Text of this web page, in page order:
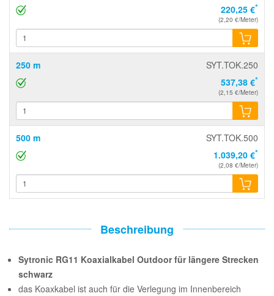
220,25 €*
(2,20 €/Meter)
250 m
SYT.TOK.250
537,38 €*
(2,15 €/Meter)
500 m
SYT.TOK.500
1.039,20 €*
(2,08 €/Meter)
Beschreibung
Sytronic RG11 Koaxialkabel Outdoor für längere Strecken
schwarz
das Koaxkabel ist auch für die Verlegung im Innenbereich